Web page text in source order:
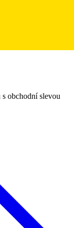
obchodní slevou